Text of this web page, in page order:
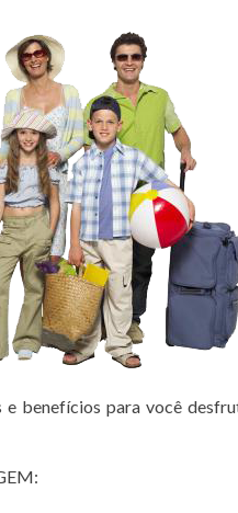
benefícios para você